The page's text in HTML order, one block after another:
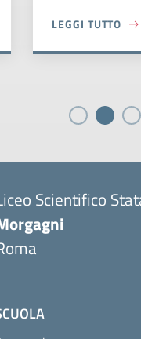
ALLA
LEGGI TUTTO
ABOUT
Scientifico